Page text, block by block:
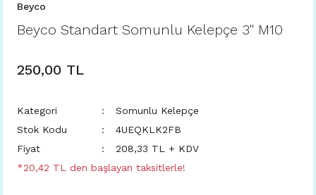
Beyco
Beyco Standart Somunlu Kelepçe 3'' M10
250,00 TL
Kategori
Somunlu Kelepçe
Stok Kodu
4UEQKLK2FB
Fiyat
208,33 TL + KDV
*20,42 TL den başlayan taksitlerle!